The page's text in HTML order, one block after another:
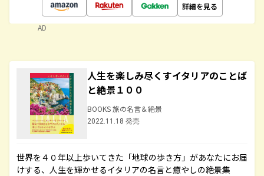
詳細を見る
AD
人生を楽しみ尽くすイタリアのことば
と絶景１００
BOOKS 旅の名言＆絶景
2022.11.18 発売
世界を４０年以上歩いてきた「地球の歩き方」があなたにお届
けする、人生を輝かせるイタリアの名言と癒やしの絶景集